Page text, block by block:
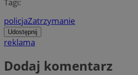
policjaZatrzymanie
Udostępnij
reklama
Dodaj komentarz